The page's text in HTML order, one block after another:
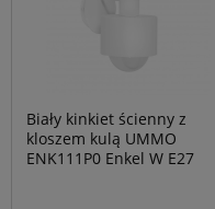
Biały kinkiet ścienny z
kloszem kulą UMMO
ENK111P0 Enkel W E27